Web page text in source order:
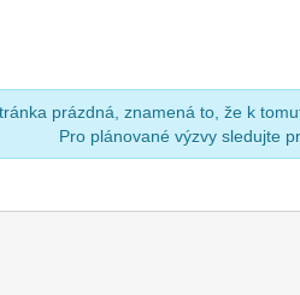
prázdná, znamená to, že k
Pro plánované výzvy sledujte